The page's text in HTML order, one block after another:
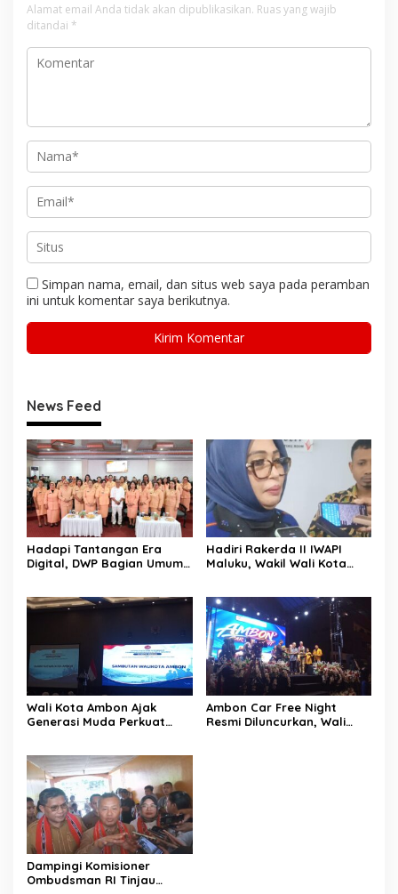
Alamat email Anda tidak akan dipublikasikan. Ruas yang wajib
ditandai *
Simpan nama, email, dan situs web saya pada peramban
ini untuk komentar saya berikutnya.
News Feed
Hadapi Tantangan Era
Digital, DWP Bagian Umum
Pola Asuh Holistik
Hadiri Rakerda II IWAPI
Maluku, Wakil Wali Kota
Pengusaha Perempuan
Wali Kota Ambon Ajak
Generasi Muda Perkuat
Ambon Car Free Night
Resmi Diluncurkan, Wali
Dampingi Komisioner
Ombudsman RI Tinjau